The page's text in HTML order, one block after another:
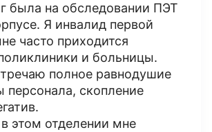
была на обследовании ПЭТ
Я инвалид первой
часто приходится
и больницы.
полное равнодушие
персонала, скопление
этом отделении мне